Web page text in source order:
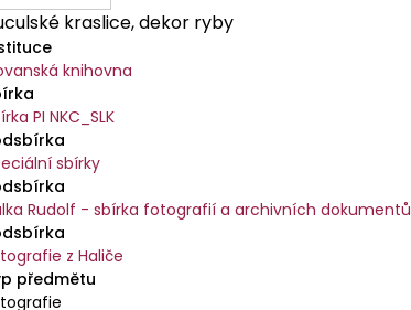
kraslice, dekor ryby
knihovna
PI NKC_SLK
sbírky
Rudolf - sbírka fotografií a archivních dokumentů
z Haliče
předmětu